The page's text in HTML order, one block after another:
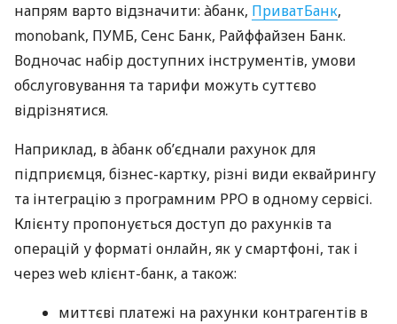
напрям варто відзначити: àбанк, ПриватБанк,
monobank, ПУМБ, Сенс Банк, Райффайзен Банк.
Водночас набір доступних інструментів, умови
обслуговування та тарифи можуть суттєво
відрізнятися.
Наприклад, в àбанк об’єднали рахунок для
підприємця, бізнес-картку, різні види еквайрингу
та інтеграцію з програмним РРО в одному сервісі.
Клієнту пропонується доступ до рахунків та
операцій у форматі онлайн, як у смартфоні, так і
через web клієнт-банк, а також:
миттєві платежі на рахунки контрагентів в